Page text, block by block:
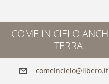
COME IN CIELO
TERRA
comeincielo@libero.it